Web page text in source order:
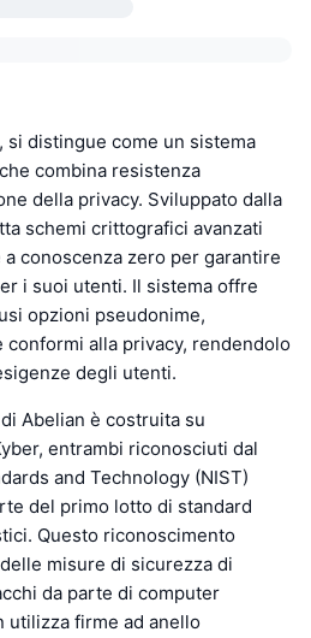
si distingue come un sistema
combina resistenza
della privacy. Sviluppato dalla
schemi crittografici avanzati
conoscenza zero per garantire
i suoi utenti. Il sistema offre
opzioni pseudonime,
alla privacy, rendendolo
degli utenti.
Abelian è costruita su
entrambi riconosciuti dal
and Technology (NIST)
del primo lotto di standard
Questo riconoscimento
misure di sicurezza di
da parte di computer
utilizza firme ad anello